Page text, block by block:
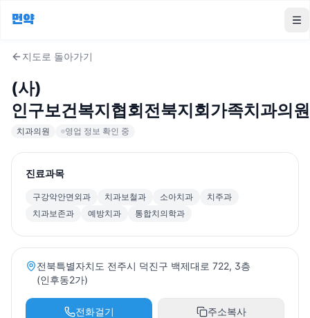
먼약
지도로 돌아가기
(사)
인구보건복지협회전북지회가족치과의원
치과의원 영업 정보 확인 중
진료과목
구강악안면외과 치과보철과 소아치과
치주과
치과보존과
예방치과 통합치의학과
전북특별자치도 전주시 덕진구 백제대로 722, 3층
(인후동2가)
전화걸기 주소복사